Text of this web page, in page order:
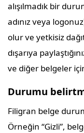
alışılmadık bir
adınız veya
olur ve yetkisiz
dışarıya
ve diğer belgeler
Durumu
Filigran belge
Örneğin “Gizli”,